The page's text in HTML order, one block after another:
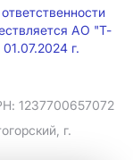
АО "Т-
г.
1237700657072
г.